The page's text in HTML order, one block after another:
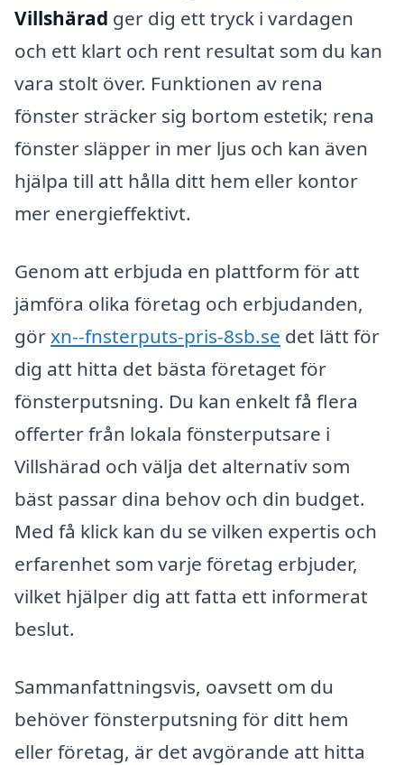
Villshärad ger dig ett tryck i vardagen
och ett klart och rent resultat som du kan
vara stolt över. Funktionen av rena
fönster sträcker sig bortom estetik; rena
fönster släpper in mer ljus och kan även
hjälpa till att hålla ditt hem eller kontor
mer energieffektivt.
Genom att erbjuda en plattform för att
jämföra olika företag och erbjudanden,
görxn--fnsterputs-pris-8sb.se det lätt för
dig att hitta det bästa företaget för
fönsterputsning. Du kan enkelt få flera
offerter från lokala fönsterputsare i
Villshärad och välja det alternativ som
bäst passar dina behov och din budget.
Med få klick kan du se vilken expertis och
erfarenhet som varje företag erbjuder,
vilket hjälper dig att fatta ett informerat
beslut.
Sammanfattningsvis, oavsett om du
behöver fönsterputsning för ditt hem
eller företag, är det avgörande att hitta